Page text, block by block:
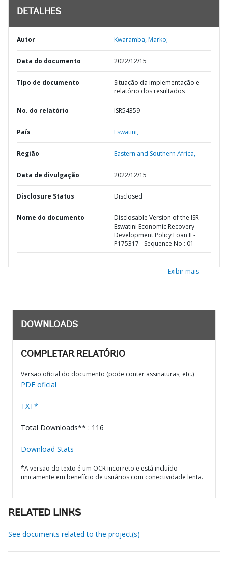
DETALHES
Autor Kwaramba, Marko;
Data do documento 2022/12/15
TIpo de documento
Situação da implementação e
relatório dos resultados
No. do relatório ISR54359
País Eswatini,
Região Eastern and Southern Africa,
Data de divulgação 2022/12/15
Disclosure Status Disclosed
Nome do documento
Disclosable Version of the ISR -
Eswatini Economic Recovery
Development Policy Loan II -
P175317 - Sequence No : 01
Exibir mais
DOWNLOADS
COMPLETAR RELATÓRIO
Versão oficial do documento (pode conter assinaturas, etc.)
PDF oficial
TXT*
Total Downloads** : 116
Download Stats
*A versão do texto é um OCR incorreto e está incluído
unicamente em benefício de usuários com conectividade lenta.
RELATED LINKS
See documents related to the project(s)